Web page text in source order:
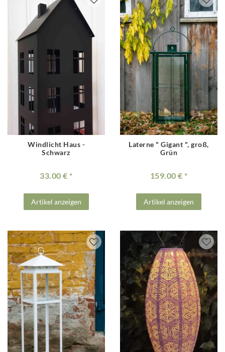
Windlicht Haus -
Schwarz
33.00 €
Artikel anzeigen
Laterne " Gigant ", groß,
Grün
159.00 €
Artikel anzeigen